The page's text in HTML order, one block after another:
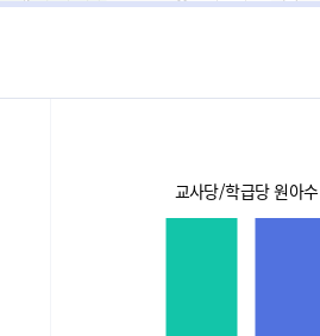
교사당/학급당 원아수